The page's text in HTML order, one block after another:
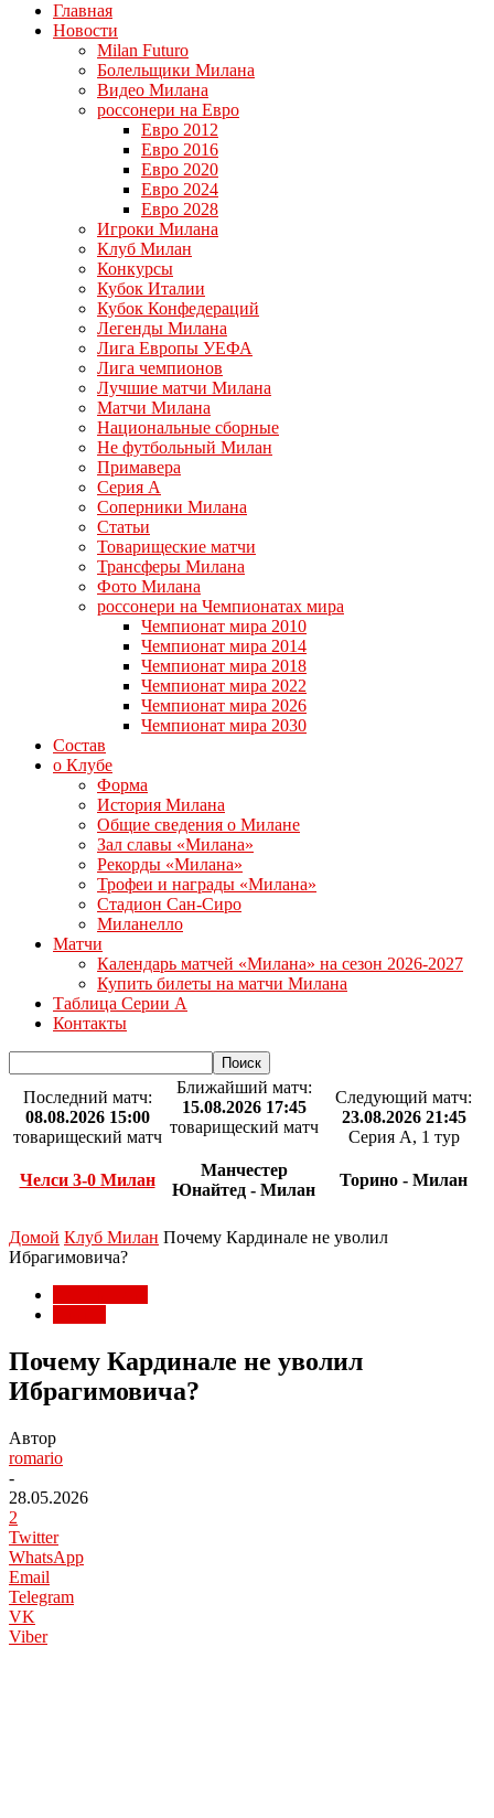
Главная
Новости
Milan Futuro
Болельщики Милана
Видео Милана
россонери на Евро
Евро 2012
Евро 2016
Евро 2020
Евро 2024
Евро 2028
Игроки Милана
Клуб Милан
Конкурсы
Кубок Италии
Кубок Конфедераций
Легенды Милана
Лига Европы УЕФА
Лига чемпионов
Лучшие матчи Милана
Матчи Милана
Национальные сборные
Не футбольный Милан
Примавера
Серия А
Соперники Милана
Статьи
Товарищеские матчи
Трансферы Милана
Фото Милана
россонери на Чемпионатах мира
Чемпионат мира 2010
Чемпионат мира 2014
Чемпионат мира 2018
Чемпионат мира 2022
Чемпионат мира 2026
Чемпионат мира 2030
Состав
о Клубе
Форма
История Милана
Общие сведения о Милане
Зал славы «Милана»
Рекорды «Милана»
Трофеи и награды «Милана»
Стадион Сан-Сиро
Миланелло
Матчи
Календарь матчей «Милана» на сезон 2026-2027
Купить билеты на матчи Милана
Таблица Серии А
Контакты
Последний матч:
08.08.2026 15:00
товарищеский матч
Челси 3-0 Милан
Ближайший матч:
15.08.2026 17:45
товарищеский матч
Манчестер
Юнайтед - Милан
Следующий матч:
23.08.2026 21:45
Серия А, 1 тур
Торино - Милан
Домой Клуб Милан Почему Кардинале не уволил
Ибрагимовича?
Почему Кардинале не уволил
Ибрагимовича?
Автор
romario
-
28.05.2026
2
Twitter
WhatsApp
Email
Telegram
VK
Viber